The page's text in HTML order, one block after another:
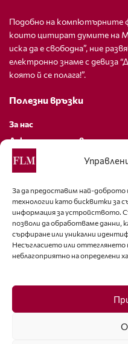
За да предоставим най-доброто
технологии като бисквитки за
информация за устройството.
позволи да обработваме данни,
сърфиране или уникални
Несъгласието или оттеглянето
неблагоприятно на определени
Подобно на компютърните
които цитират думите на
иска да е свободна”, ние
електронно знаме с девиза
която й се полага!”.
Полезни връзки
За нас
Декларация за
Политика за бисквитки
За контакти
editor@fashion-lifestyle.net
+359 88 227 33 47
Последвайте ни
Facebook